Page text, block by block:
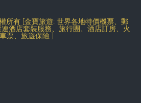
所有 [金寶旅遊: 世界各地特價機票、郵
酒店套裝服務、旅行團、酒店訂房、火
車票、旅遊保險 ]